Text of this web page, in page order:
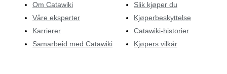
Om Catawiki
Våre eksperter
Karrierer
Samarbeid med Catawiki
Slik kjøper du
Kjøperbeskyttelse
Catawiki-historier
Kjøpers vilkår